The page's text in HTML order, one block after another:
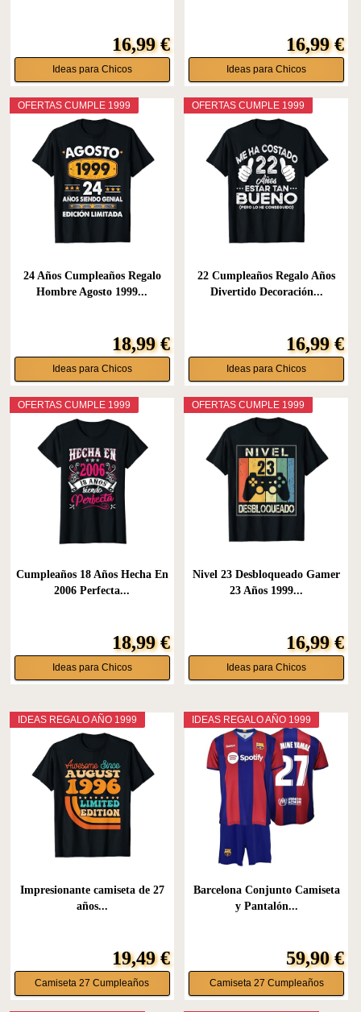
16,99 €
Ideas para Chicos
16,99 €
Ideas para Chicos
OFERTAS CUMPLE 1999
24 Años Cumpleaños Regalo
Hombre Agosto 1999...
18,99 €
Ideas para Chicos
OFERTAS CUMPLE 1999
22 Cumpleaños Regalo Años
Divertido Decoración...
16,99 €
Ideas para Chicos
OFERTAS CUMPLE 1999
Cumpleaños 18 Años Hecha En
2006 Perfecta...
18,99 €
Ideas para Chicos
OFERTAS CUMPLE 1999
Nivel 23 Desbloqueado Gamer
23 Años 1999...
16,99 €
Ideas para Chicos
IDEAS REGALO AÑO 1999
Impresionante camiseta de 27
años...
19,49 €
Camiseta 27 Cumpleaños
IDEAS REGALO AÑO 1999
Barcelona Conjunto Camiseta
y Pantalón...
59,90 €
Camiseta 27 Cumpleaños